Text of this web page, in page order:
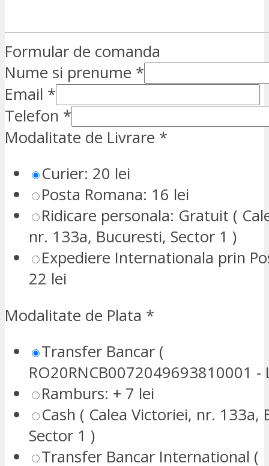
Formular de comanda
Nume si prenume *
Email *
Telefon *
Modalitate de Livrare *
Curier: 20 lei
Posta Romana: 16 lei
Ridicare personala: Gratuit (
nr. 133a, Bucuresti, Sector 1 )
Expediere Internationala prin
22 lei
Modalitate de Plata *
Transfer Bancar (
RO20RNCB0072049693810001 -
Ramburs: + 7 lei
Cash ( Calea Victoriei, nr. 133a,
Sector 1 )
Transfer Bancar International (